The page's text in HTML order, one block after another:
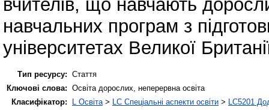
вчителів, що навчають
навчальних програм з
університетах Великої
Тип ресурсу: Стаття
Ключові слова: Освіта дорослих, неперервна освіта
Класифікатор:
L Освіта > LC Спеціальні аспекти освіти > LC5201